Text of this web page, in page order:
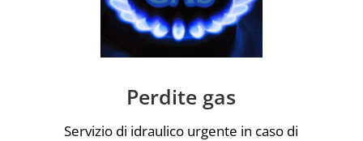
Perdite gas
Servizio di idraulico urgente in caso di